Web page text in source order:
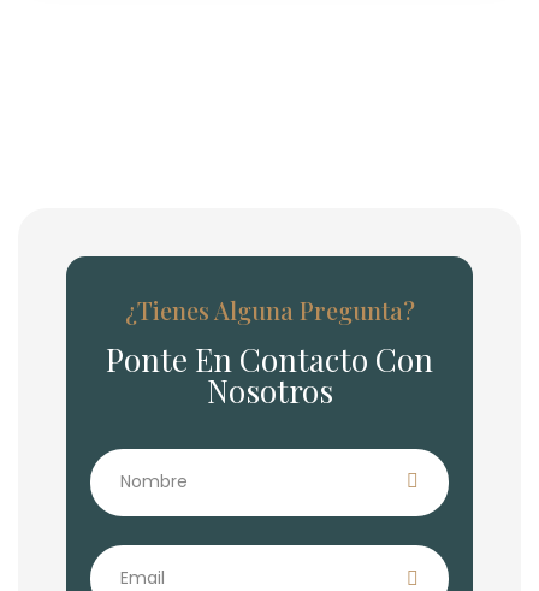
¿Tienes Alguna Pregunta?
Ponte En Contacto Con
Nosotros